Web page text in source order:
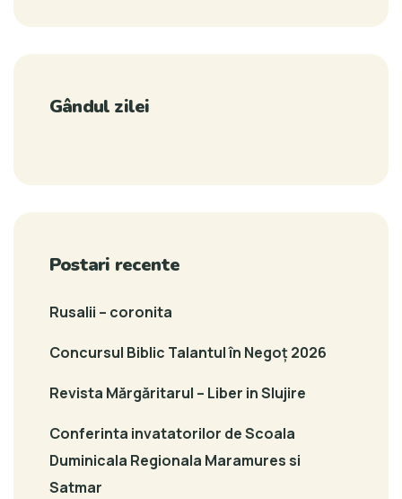
Gândul zilei
Postari recente
Rusalii – coronita
Concursul Biblic Talantul în Negoț 2026
Revista Mărgăritarul – Liber in Slujire
Conferinta invatatorilor de Scoala
Duminicala Regionala Maramures si
Satmar